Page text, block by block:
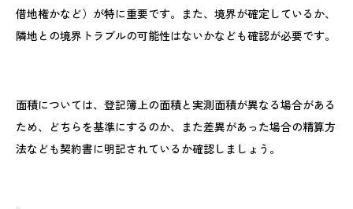
借地権かなど）が特に重要です。また、境界が確定しているか、
隣地との境界トラブルの可能性はないかなども確認が必要です。
面積については、登記簿上の面積と実測面積が異なる場合がある
ため、どちらを基準にするのか、また差異があった場合の精算方
法なども契約書に明記されているか確認しましょう。